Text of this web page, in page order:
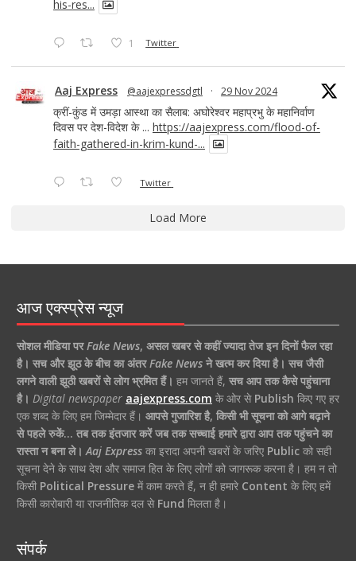
his-res...
1 Twitter
Aaj Express @aajexpressdgtl · 29 Nov 2024
क्रीं-कुंड में उमड़ा आस्था का सैलाब: अघोरेश्वर महाप्रभु के महानिर्वाण
दिवस पर देश-विदेश के ... https://aajexpress.com/flood-of-
faith-gathered-in-krim-kund-...
Twitter
Load More
आज एक्स्प्रेस न्यूज
सोशल मीडिया परFake News, असल खबर से कहीं ज्यादा तेज इन दिनों फैल रहा
है। सच और झूठ के बीच का अंतरFake Newsने खत्म कर दिया है। सच जैसी
लगने वाली झूठी खबरों से लोग भ्रमित हैं। हम जानते हैं, सच आप तक कैसे पहुंचाना
है। Digital newspaper aajexpress.com के ओर से Publish किए गए हर
एक शब्द के लिए हम जिम्मेदार हैं। आपसे गुजारिश है, किसी भी सूचना को आगे बढ़ाने
से पहले रुकें… तब तक इंतजार करें जब तक सच्चाई हमारे द्वारा आप तक पहुंचने का
रास्ता न बना ले। Aaj Expressका इरादा अपनी खबरों के जरिए Publicको सही
सूचना देने के साथ देश और समाज हित के लिए लोगों को जागरूक करना है। हम न तो
किसी Political Pressureमें काम करते हैं, न ही हमारे Content के लिए हमें
किसी कारोबारी या राजनीतिक दल से Fund मिलता है।
संपर्क